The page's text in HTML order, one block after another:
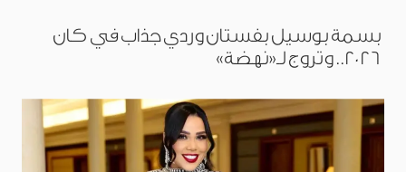
بسمة بوسيل بفستان وردي جذاب في كان
2026.. وتروج لـ«نهضة»